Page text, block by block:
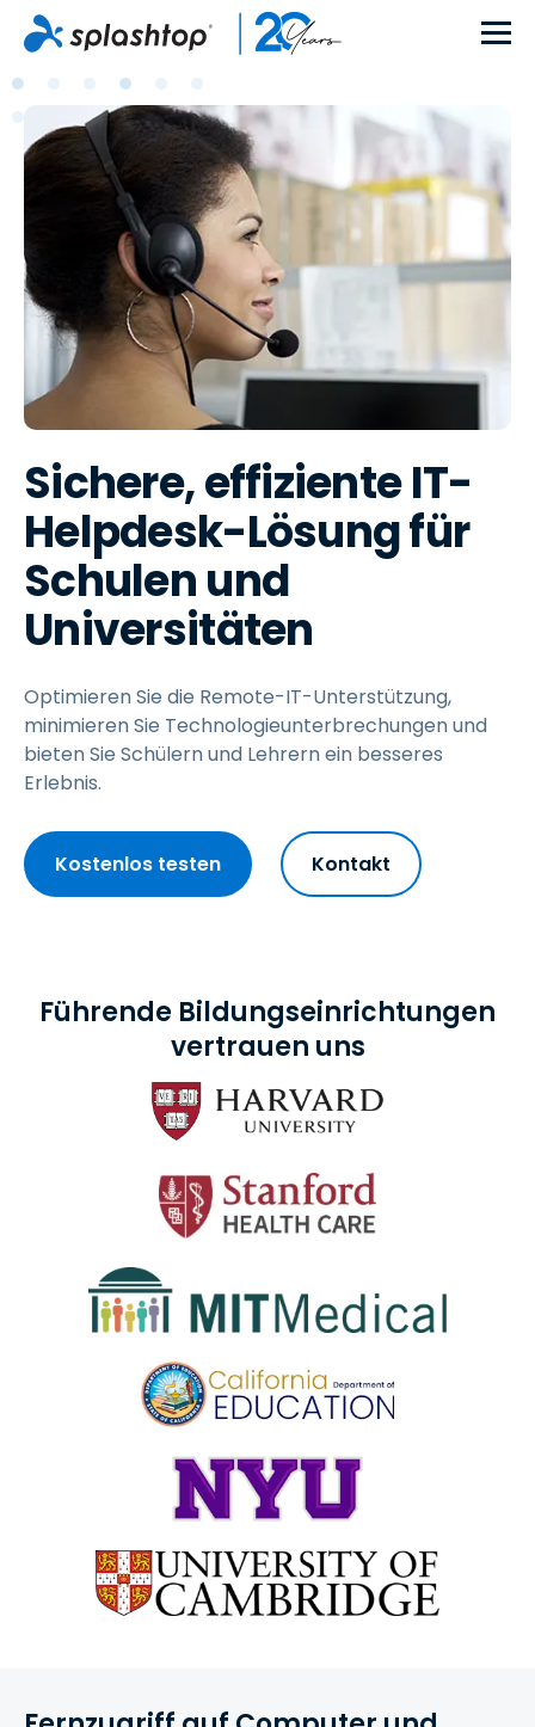
Sichere, effiziente IT-
Helpdesk-Lösung für
Schulen und
Universitäten
Optimieren Sie die Remote-IT-Unterstützung,
minimieren Sie Technologieunterbrechungen und
bieten Sie Schülern und Lehrern ein besseres
Erlebnis.
Kostenlos testen Kontakt
Führende Bildungseinrichtungen
vertrauen uns